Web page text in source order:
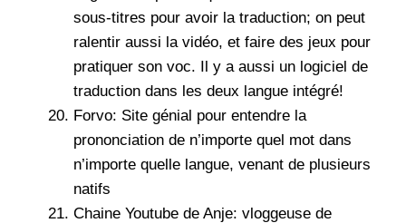
sous-titres pour avoir la traduction; on peut
ralentir aussi la vidéo, et faire des jeux pour
pratiquer son voc. Il y a aussi un logiciel de
traduction dans les deux langue intégré!
Forvo: Site génial pour entendre la
prononciation de n’importe quel mot dans
n’importe quelle langue, venant de plusieurs
natifs
Chaine Youtube de Anje: vloggeuse de